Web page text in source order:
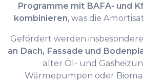
Programme mit BAFA- und
kombinieren, was die
Gefördert werden insbesondere
an Dach, Fassade und
alter Öl- und
Wärmepumpen oder